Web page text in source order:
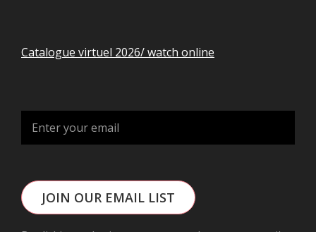
Catalogue virtuel 2026/ watch online
JOIN OUR EMAIL LIST